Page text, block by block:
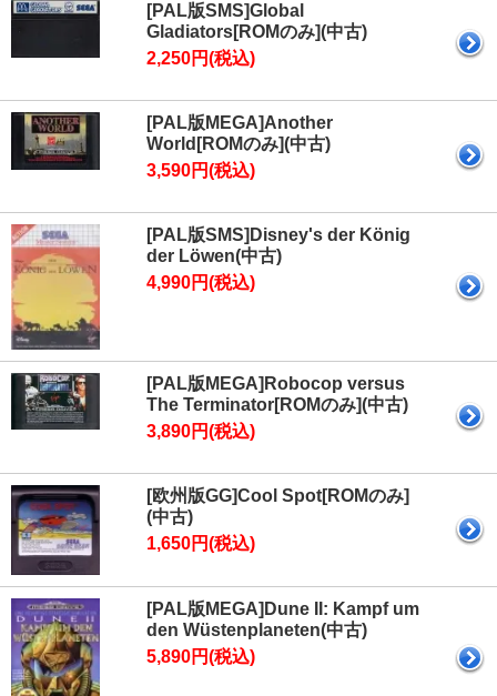
[PAL版SMS]Global
Gladiators[ROMのみ](中古)
2,250円(税込)
[PAL版MEGA]Another
World[ROMのみ](中古)
3,590円(税込)
[PAL版SMS]Disney's der König
der Löwen(中古)
4,990円(税込)
[PAL版MEGA]Robocop versus
The Terminator[ROMのみ](中古)
3,890円(税込)
[欧州版GG]Cool Spot[ROMのみ]
(中古)
1,650円(税込)
[PAL版MEGA]Dune II: Kampf um
den Wüstenplaneten(中古)
5,890円(税込)